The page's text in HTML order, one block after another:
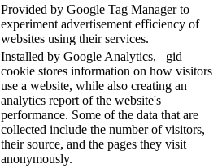
Provided by Google Tag Manager to
experiment advertisement efficiency of
websites using their services.
Installed by Google Analytics, _gid
cookie stores information on how visitors
use a website, while also creating an
analytics report of the website's
performance. Some of the data that are
collected include the number of visitors,
their source, and the pages they visit
anonymously.